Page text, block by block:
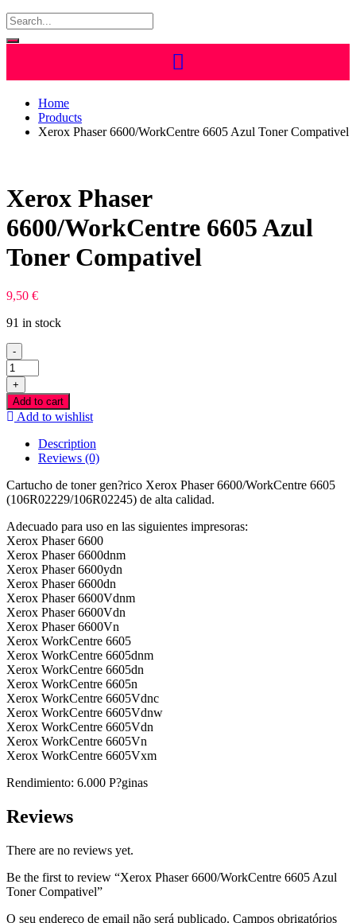
Home
Products
Xerox Phaser 6600/WorkCentre 6605 Azul Toner Compativel
Xerox Phaser
6600/WorkCentre 6605 Azul
Toner Compativel
9,50 €
91 in stock
-
Xerox
Phaser
6600/WorkCentre
6605
Azul
Compativel
quantity
+
Add to cart
Add to wishlist
Description
Reviews (0)
Cartucho de toner gen?rico Xerox Phaser 6600/WorkCentre 6605
(106R02229/106R02245) de alta calidad.
Adecuado para uso en las siguientes impresoras:
Xerox Phaser 6600
Xerox Phaser 6600dnm
Xerox Phaser 6600ydn
Xerox Phaser 6600dn
Xerox Phaser 6600Vdnm
Xerox Phaser 6600Vdn
Xerox Phaser 6600Vn
Xerox WorkCentre 6605
Xerox WorkCentre 6605dnm
Xerox WorkCentre 6605dn
Xerox WorkCentre 6605n
Xerox WorkCentre 6605Vdnc
Xerox WorkCentre 6605Vdnw
Xerox WorkCentre 6605Vdn
Xerox WorkCentre 6605Vn
Xerox WorkCentre 6605Vxm
Rendimiento: 6.000 P?ginas
Reviews
There are no reviews yet.
Be the first to review “Xerox Phaser 6600/WorkCentre 6605 Azul
Toner Compativel”
O seu endereço de email não será publicado. Campos obrigatórios